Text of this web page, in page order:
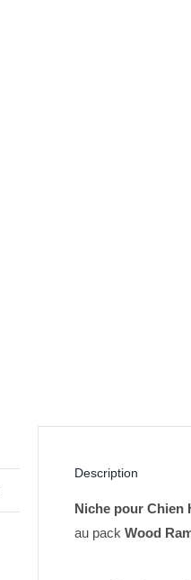
Description
Niche pour Chien
au pack Wood